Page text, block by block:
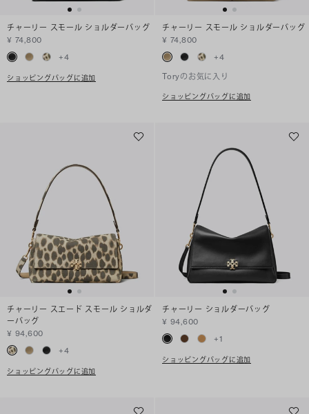
チャーリー スモール ショルダーバッグ
¥ 74,800
+4
ショッピングバッグに追加
チャーリー スモール ショルダーバッグ
¥ 74,800
+4
Toryのお気に入り
ショッピングバッグに追加
チャーリー スエード スモール ショルダ
ーバッグ
¥ 94,600
+4
ショッピングバッグに追加
チャーリー ショルダーバッグ
¥ 94,600
+1
ショッピングバッグに追加